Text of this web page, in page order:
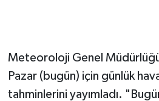
Meteoroloji Genel
Pazar (bugün) için günlük
tahminlerini yayımladı.